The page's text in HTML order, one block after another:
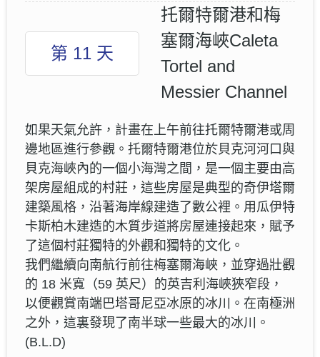
第 11 天
托爾特爾港和梅
塞爾海峽Caleta
Tortel and
Messier Channel
如果天氣允許，計畫在上午前往托爾特爾港或周
邊地區進行參觀。托爾特爾港位於貝克河河口與
貝克海峽內的一個小海灣之間，是一個主要由高
架房屋組成的村莊，這些房屋是典型的奇伊塔爾
建築風格，沿著海岸線建造了數公裡。用瓜伊特
卡斯柏木建造的木質步道將房屋連接起來，賦予
了這個村莊獨特的外觀和獨特的文化。
我們繼續向南航行前往梅塞爾海峽，並穿過壯觀
的 18 米寬（59 英尺）的英吉利海峽狹窄段，
以便觀賞南端巴塔哥尼亞冰原的冰川。在南極洲
之外，這裏發現了南半球一些最大的冰川。
(B.L.D)